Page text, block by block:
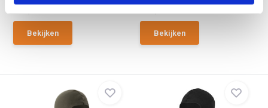
Bekijken Bekijken